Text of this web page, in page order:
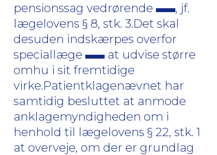
pensionssag vedrørende
, jf.
lægelovens § 8, stk. 3.Det skal
desuden indskærpes overfor
speciallæge
at udvise større
omhu i sit fremtidige
virke.Patientklagenævnet har
samtidig besluttet at anmode
anklagemyndigheden om i
henhold til lægelovens § 22, stk. 1
at overveje, om der er grundlag